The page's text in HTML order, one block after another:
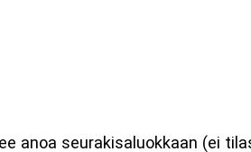
anoa seurakisaluokkaan (ei